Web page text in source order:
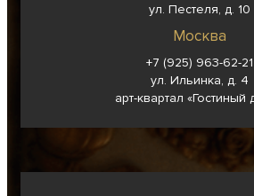
ул. Пестеля, д. 10
Москва
+7 (925) 963-62-21
ул. Ильинка, д. 4
арт-квартал «Гостиный